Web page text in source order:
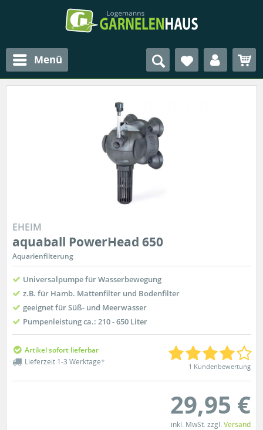
Menü
EHEIM
aquaball PowerHead 650
Aquarienfilterung
Universalpumpe für Wasserbewegung
z.B. für Hamb. Mattenfilter und Bodenfilter
geeignet für Süß- und Meerwasser
Pumpenleistung ca.: 210 - 650 Liter
Artikel sofort lieferbar
Lieferzeit 1-3 Werktage* 1 Kundenbewertung
29,95 €
inkl. MwSt. zzgl. Versand